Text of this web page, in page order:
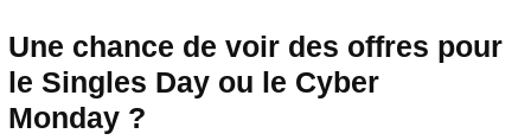
Une chance de voir des offres pour
le Singles Day ou le Cyber
Monday ?